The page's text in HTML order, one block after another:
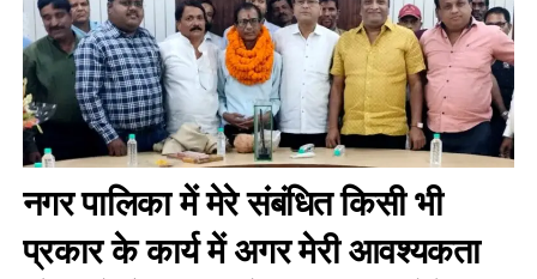
नगर पालिका में मेरे संबंधित किसी भी
प्रकार के कार्य में अगर मेरी आवश्यकता